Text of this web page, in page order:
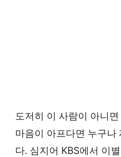
도저히 이 사람이 아니
마음이 아프다면 누구나
다. 심지어 KBS에서 이